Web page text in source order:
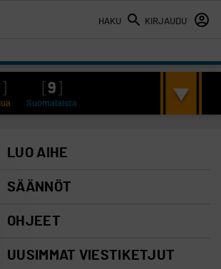
HAKU KIRJAUDU
9
Suomalaista
LUO AIHE
SÄÄNNÖT
OHJEET
UUSIMMAT VIESTIKETJUT